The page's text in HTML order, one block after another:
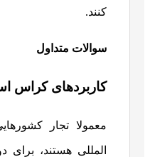
کنند.
سوالات متداول
کاربردهای کراس
معمولا تجار
المللی هستند، برای